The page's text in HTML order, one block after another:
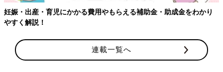
妊娠・出産・育児にかかる費用やもらえる補助金・助成金をわかり
やすく解説！
連載一覧へ